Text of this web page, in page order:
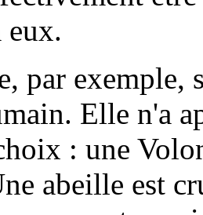
eux.
par exemple,
Elle n'a
: une
abeille est